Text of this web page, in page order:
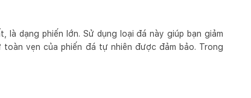
là dạng phiến lớn. Sử dụng loại đá này giúp bạn giảm
vẹn của phiến đá tự nhiên được đảm bảo. Trong